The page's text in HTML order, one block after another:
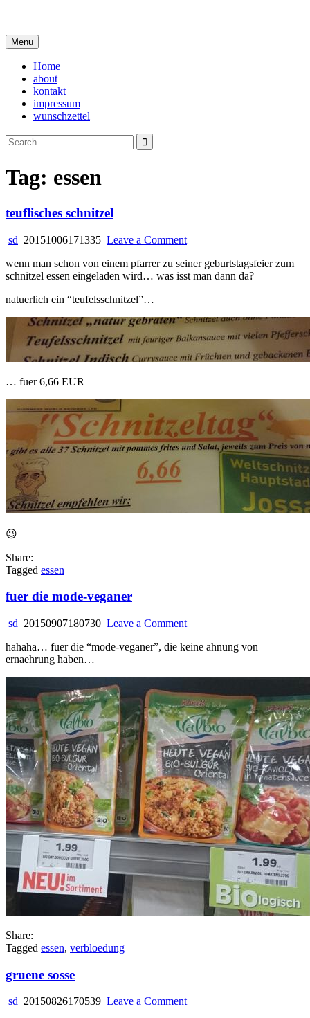
content
Menu
Home
about
kontakt
impressum
wunschzettel
Search
for:
Tag: essen
teuflisches schnitzel
sd 20151006171335 Leave a Commenton
schnitzel
wenn man schon von einem pfarrer zu seiner geburtstagsfeier zum
schnitzel essen eingeladen wird… was isst man dann da?
natuerlich ein “teufelsschnitzel”…
… fuer 6,66 EUR
😉
Share:
Tagged essen
fuer die mode-veganer
sd 20150907180730 Leave a Commenton
die
hahaha… fuer die “mode-veganer”, die keine ahnung von
ernaehrung haben…
Share:
Tagged essen, verbloedung
gruene sosse
sd 20150826170539 Leave a Commenton